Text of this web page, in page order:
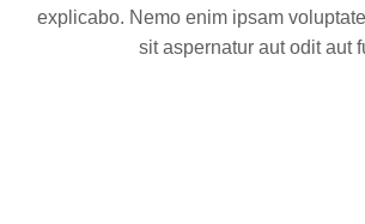
explicabo. Nemo enim ipsam
sit aspernatur aut odit aut